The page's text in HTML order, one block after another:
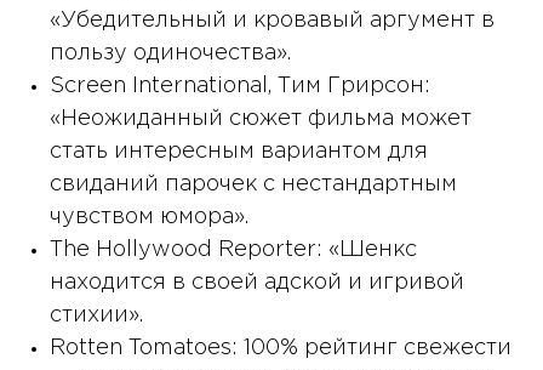
«Убедительный и кровавый аргумент в
пользу одиночества».
Screen International, Тим Грирсон:
«Неожиданный сюжет фильма может
стать интересным вариантом для
свиданий парочек с нестандартным
чувством юмора».
The Hollywood Reporter: «Шенкс
находится в своей адской и игривой
стихии».
Rotten Tomatoes: 100% рейтинг свежести